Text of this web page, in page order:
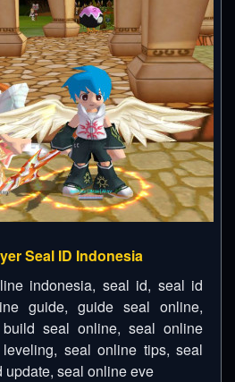
Seal ID Indonesia
indonesia, seal id, seal id
guide, guide seal online,
seal online, seal online
seal online tips, seal
seal online eve